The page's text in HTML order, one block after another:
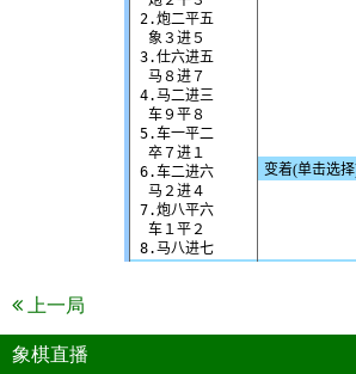
上一局
象棋直播